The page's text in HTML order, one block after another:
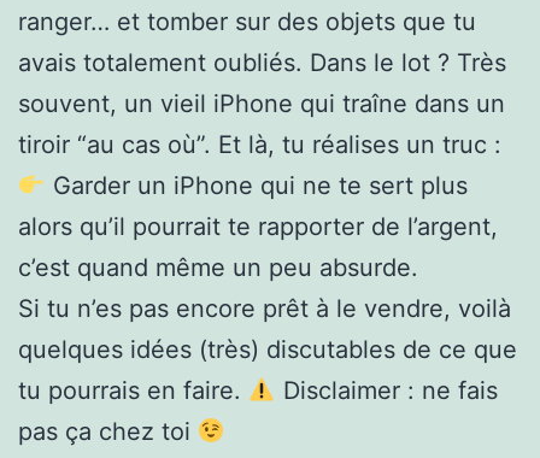
ranger… et tomber sur des objets que tu
avais totalement oubliés. Dans le lot ? Très
souvent, un vieil iPhone qui traîne dans un
tiroir “au cas où”. Et là, tu réalises un truc :
Garder un iPhone qui ne te sert plus
alors qu’il pourrait te rapporter de l’argent,
c’est quand même un peu absurde.
Si tu n’es pas encore prêt à le vendre, voilà
quelques idées (très) discutables de ce que
tu pourrais en faire.
Disclaimer : ne fais
pas ça chez toi